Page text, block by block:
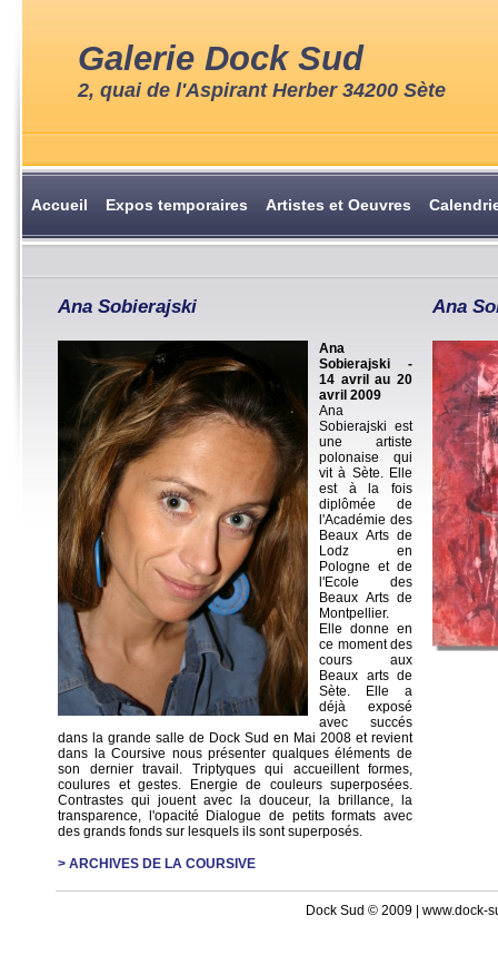
Galerie Dock Sud
2, quai de l'Aspirant Herber 34200 Sète
Accueil Expos temporaires Artistes et Oeuvres
Ana Sobierajski
Ana
Sobierajski -
14 avril au 20
avril 2009
Ana
Sobierajski est
une artiste
polonaise qui
vit à Sète. Elle
est à la fois
diplômée de
l'Académie des
Beaux Arts de
Lodz en
Pologne et de
l'Ecole des
Beaux Arts de
Montpellier.
Elle donne en
ce moment des
cours aux
Beaux arts de
Sète. Elle a
déjà exposé
avec succés
dans la grande salle de Dock Sud en Mai 2008 et revient
dans la Coursive nous présenter qualques éléments de
son dernier travail. Triptyques qui accueillent formes,
coulures et gestes. Energie de couleurs superposées.
Contrastes qui jouent avec la douceur, la brillance, la
transparence, l'opacité Dialogue de petits formats avec
des grands fonds sur lesquels ils sont superposés.
> ARCHIVES DE LA COURSIVE
Ana
Dock Sud © 2009 | www.dock-